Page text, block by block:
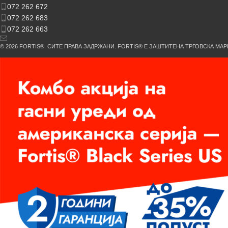
072 262 672
072 262 683
072 262 663
© 2026 FORTIS®. СИТЕ ПРАВА ЗАДРЖАНИ. FORTIS® Е ЗАШТИТЕНА ТРГОВСКА